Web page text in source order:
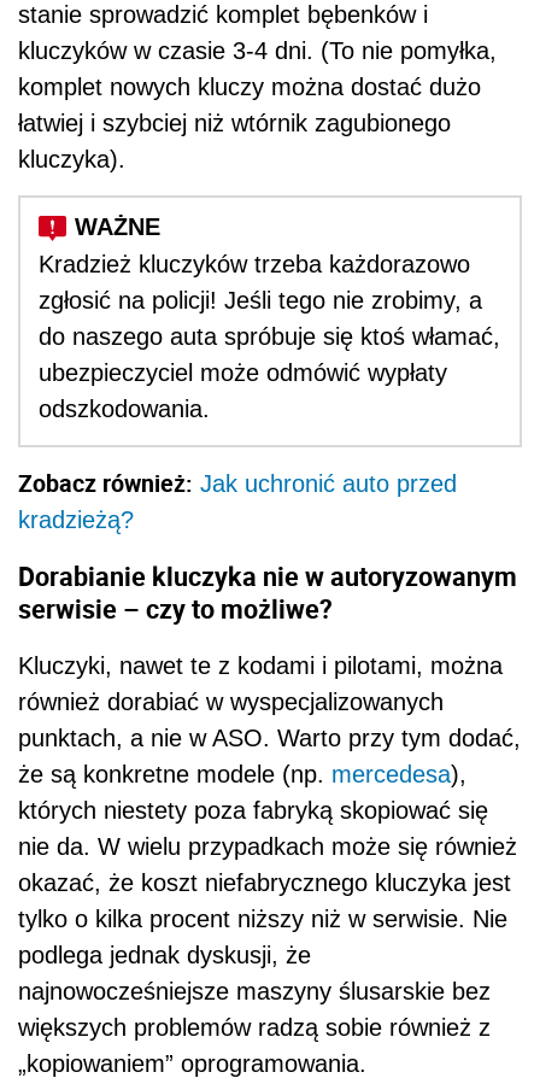
stanie sprowadzić komplet bębenków i
kluczyków w czasie 3-4 dni. (To nie pomyłka,
komplet nowych kluczy można dostać dużo
łatwiej i szybciej niż wtórnik zagubionego
kluczyka).
Kradzież kluczyków trzeba każdorazowo
zgłosić na policji! Jeśli tego nie zrobimy, a
do naszego auta spróbuje się ktoś włamać,
ubezpieczyciel może odmówić wypłaty
odszkodowania.
Zobacz również: Jak uchronić auto przed
kradzieżą?
Dorabianie kluczyka nie w autoryzowanym
serwisie – czy to możliwe?
Kluczyki, nawet te z kodami i pilotami, można
również dorabiać w wyspecjalizowanych
punktach, a nie w ASO. Warto przy tym dodać,
że są konkretne modele (np. mercedesa),
których niestety poza fabryką skopiować się
nie da. W wielu przypadkach może się również
okazać, że koszt niefabrycznego kluczyka jest
tylko o kilka procent niższy niż w serwisie. Nie
podlega jednak dyskusji, że
najnowocześniejsze maszyny ślusarskie bez
większych problemów radzą sobie również z
„kopiowaniem” oprogramowania.